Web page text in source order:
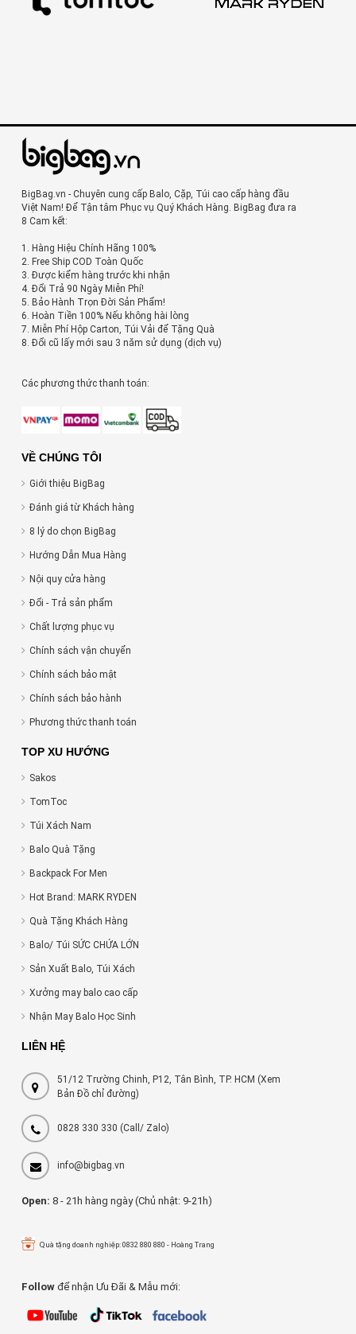
BigBag.vn - Chuyên cung cấp Balo, Cặp, Túi cao cấp hàng đầu
Việt Nam! Để Tận tâm Phục vụ Quý Khách Hàng. BigBag đưa ra
8 Cam kết:
1. Hàng Hiệu Chính Hãng 100%
2. Free Ship COD Toàn Quốc
3. Được kiểm hàng trước khi nhận
4. Đổi Trả 90 Ngày Miễn Phí!
5. Bảo Hành Trọn Đời Sản Phẩm!
6. Hoàn Tiền 100% Nếu không hài lòng
7. Miễn Phí Hộp Carton, Túi Vải để Tặng Quà
8. Đổi cũ lấy mới sau 3 năm sử dụng (dịch vụ)
Các phương thức thanh toán:
VỀ CHÚNG TÔI
Giới thiệu BigBag
Đánh giá từ Khách hàng
8 lý do chọn BigBag
Hướng Dẫn Mua Hàng
Nội quy cửa hàng
Đổi - Trả sản phẩm
Chất lượng phục vụ
Chính sách vận chuyển
Chính sách bảo mật
Chính sách bảo hành
Phương thức thanh toán
TOP XU HƯỚNG
Sakos
TomToc
Túi Xách Nam
Balo Quà Tặng
Backpack For Men
Hot Brand: MARK RYDEN
Quà Tặng Khách Hàng
Balo/ Túi SỨC CHỨA LỚN
Sản Xuất Balo, Túi Xách
Xưởng may balo cao cấp
Nhận May Balo Học Sinh
LIÊN HỆ
51/12 Trường Chinh, P12, Tân Bình, TP. HCM (Xem
Bản Đồ chỉ đường)
0828 330 330 (Call/ Zalo)
info@bigbag.vn
Open: 8 - 21h hàng ngày (Chủ nhật: 9-21h)
Quà tặng doanh nghiệp: 0832 880 880 - Hoàng Trang
Follow để nhận Ưu Đãi & Mẫu mới: